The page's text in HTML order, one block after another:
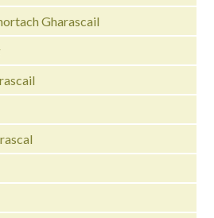
Gharascail